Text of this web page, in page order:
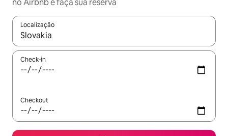
no Airbnb e faça sua reserva
Localização
Quando os resultados estiverem disponíveis, explore-os
Check-in
Checkout